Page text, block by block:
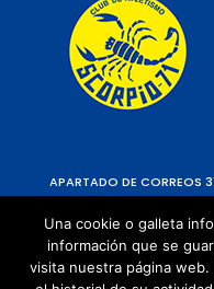
APARTADO DE CORREOS
Una cookie o galleta
información que se
visita nuestra página